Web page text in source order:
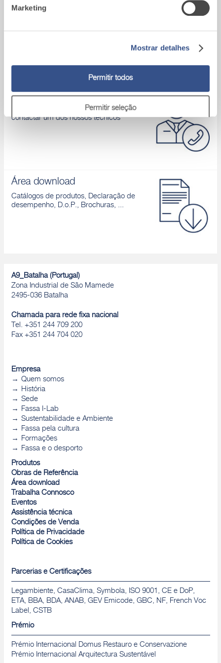
Marketing
Mostrar detalhes
Permitir todos
Permitir seleção
L e por argamassas
fibrorreforçadas
Obras de referência
Assistência Técnica
Para qualquer problema, por favor,
contactar um dos nossos técnicos
Área download
Catálogos de produtos, Declaração de
desempenho, D.o.P., Brochuras, ...
A9_Batalha (Portugal)
Zona Industrial de São Mamede
2495-036 Batalha
Chamada para rede fixa nacional
Tel. +351 244 709 200
Fax +351 244 704 020
Empresa
Quem somos
História
Sede
Fassa I-Lab
Sustentabilidade e Ambiente
Fassa pela cultura
Formações
Fassa e o desporto
Produtos
Obras de Referência
Área download
Trabalha Connosco
Eventos
Assistência técnica
Condições de Venda
Política de Privacidade
Política de Cookies
Parcerias e Certificações
Legambiente, CasaClima, Symbola, ISO 9001, CE e DoP,
ETA, BBA, BDA, ANAB, GEV Emicode, GBC, NF, French Voc
Label, CSTB
Prémio
Prémio Internacional Domus Restauro e Conservazione
Prémio Internacional Arquitectura Sustentável